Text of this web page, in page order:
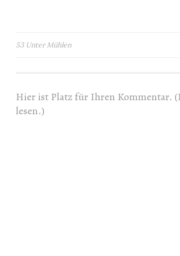
Beitragsnavigation
53 Unter Mühlen
Hier ist Platz für Ihren Kommentar.
lesen.)